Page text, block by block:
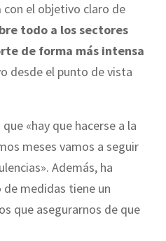
con el objetivo claro de
todo a los sectores
de forma más intensa
desde el punto de vista
«hay que hacerse a la
meses vamos a seguir
Además, ha
medidas tiene un
que asegurarnos de que